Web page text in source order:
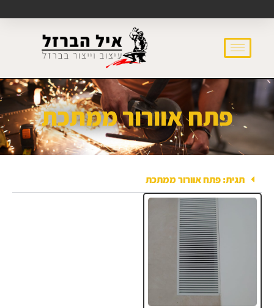
פתח אוורור ממתכת
תגית: פתח אוורור ממתכת